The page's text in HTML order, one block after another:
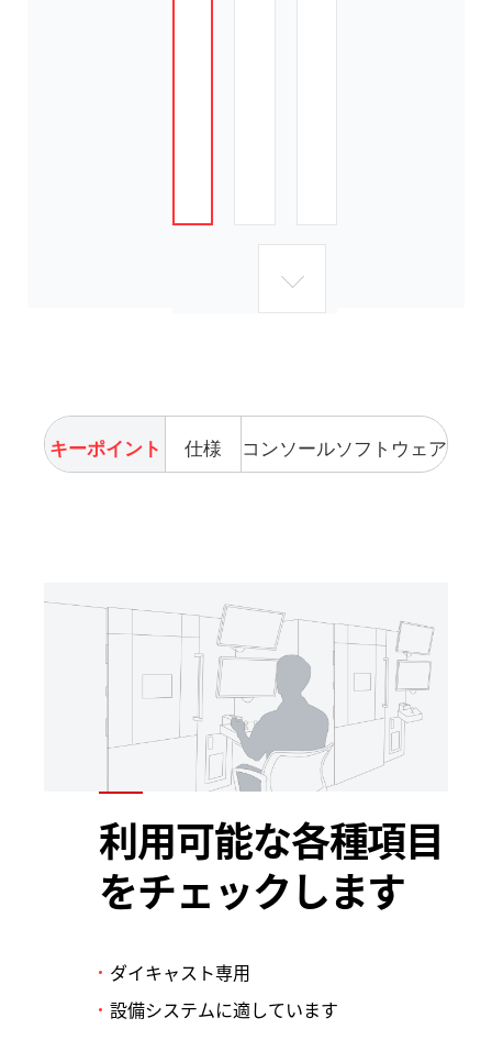
キーポイント 仕様 コンソールソフトウェア
利用可能な各種項目
をチェックします
ダイキャスト専用
設備システムに適しています